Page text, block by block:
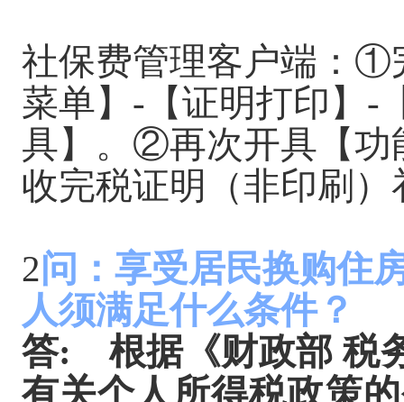
社保费管理客户端： ①
菜单】-【证明打印】-
具】。②再次开具【功
收完税证明（非印刷）
2问：享受居民换购住
人须满足什么条件？
答:
根据《财政部 税
有关个人所得税政策